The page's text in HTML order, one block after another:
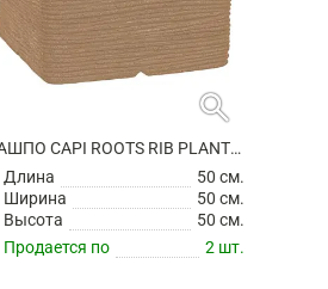
search
КАШПО CAPI ROOTS RIB PLANTER SQUARE BEIGE
Длина
50 см.
Ширина
50 см.
Высота
50 см.
Продается по
2 шт.